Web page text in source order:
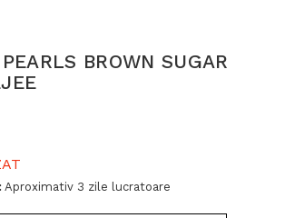
BROWN SUGAR
Aproximativ 3 zile lucratoare